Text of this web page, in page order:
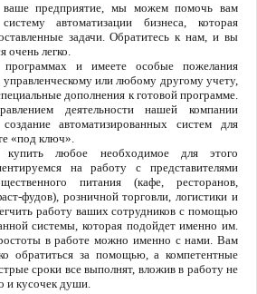
предприятие, мы можем помочь вам
автоматизации бизнеса, которая
задачи. Обратитесь к нам, и вы
очень легко.
и имеете особые пожелания
управленческому или любому другому учету,
дополнения к готовой программе.
деятельности нашей компании
автоматизированных систем для
«под ключ».
любое необходимое для этого
на работу с представителями
питания (кафе, ресторанов,
фудов), розничной торговли, логистики и
работу ваших сотрудников с помощью
системы, которая подойдет именно им.
в работе можно именно с нами. Вам
обратиться за помощью, а компетентные
сроки все выполнят, вложив в работу не
и кусочек души.